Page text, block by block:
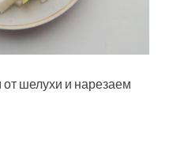
шелухи и нарезаем